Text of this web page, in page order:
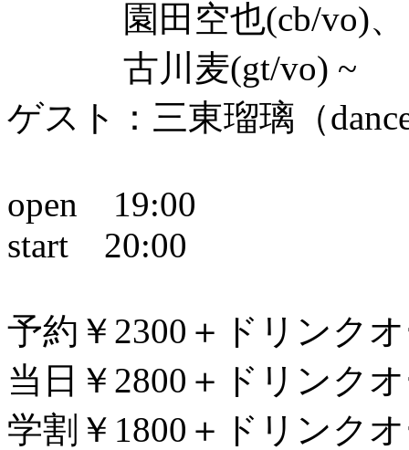
園田空也(cb/vo)、
古川麦(gt/vo) ~
ゲスト：三東瑠璃（
open 19:00
start 20:00
予約￥2300＋ドリンク
当日￥2800＋ドリンク
学割￥1800＋ドリンク